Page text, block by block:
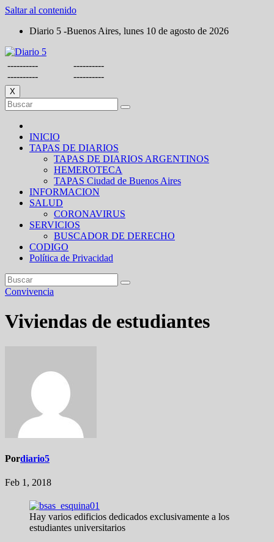
Saltar al contenido
Diario 5 -Buenos Aires, lunes 10 de agosto de 2026
----------
----------
----------
----------
X
INICIO
TAPAS DE DIARIOS
TAPAS DE DIARIOS ARGENTINOS
HEMEROTECA
TAPAS Ciudad de Buenos Aires
INFORMACION
SALUD
CORONAVIRUS
SERVICIOS
BUSCADOR DE DERECHO
CODIGO
Política de Privacidad
Convivencia
Viviendas de estudiantes
Pordiario5
Feb 1, 2018
Hay varios edificios dedicados exclusivamente a los
estudiantes universitarios